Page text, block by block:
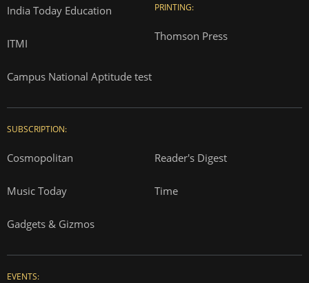
India Today Education
ITMI
Campus National Aptitude test
PRINTING:
Thomson Press
SUBSCRIPTION:
Cosmopolitan Reader's Digest
Music Today Time
Gadgets & Gizmos
EVENTS: